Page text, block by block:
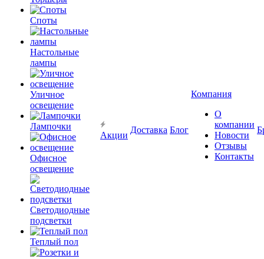
Споты
Настольные
лампы
Уличное
освещение
Лампочки
Офисное
освещение
Светодиодные
подсветки
Теплый пол
Акции
Доставка Блог
Компания
О
компании
Новости
Отзывы
Контакты